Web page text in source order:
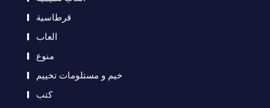
قرطاسية
العاب
منوع
خيم و مستلومات تخييم
كتب